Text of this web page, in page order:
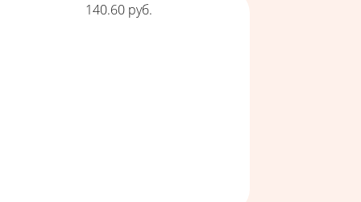
Цена
140.60 руб.